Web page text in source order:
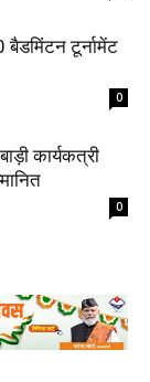
बैडमिंटन टूर्नामेंट
0
कार्यकत्री
0